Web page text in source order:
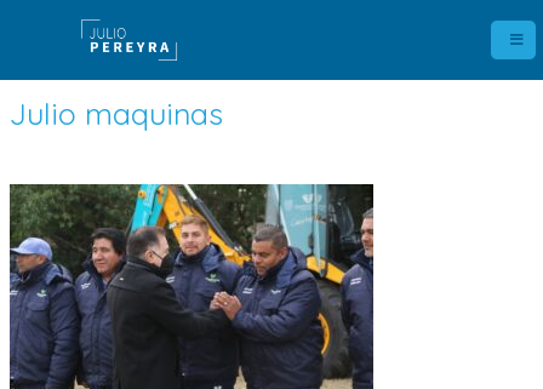
Julio maquinas